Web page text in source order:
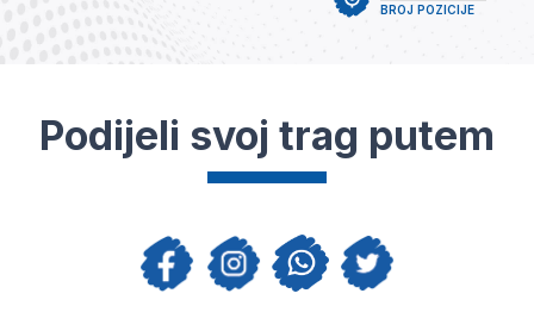
BROJ POZICIJE
Podijeli svoj trag putem